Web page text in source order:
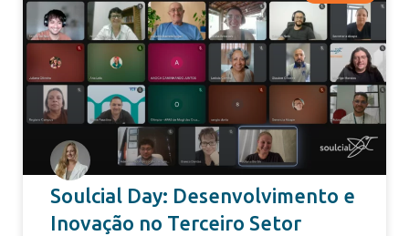
Soulcial Day: Desenvolvimento e
Inovação no Terceiro Setor